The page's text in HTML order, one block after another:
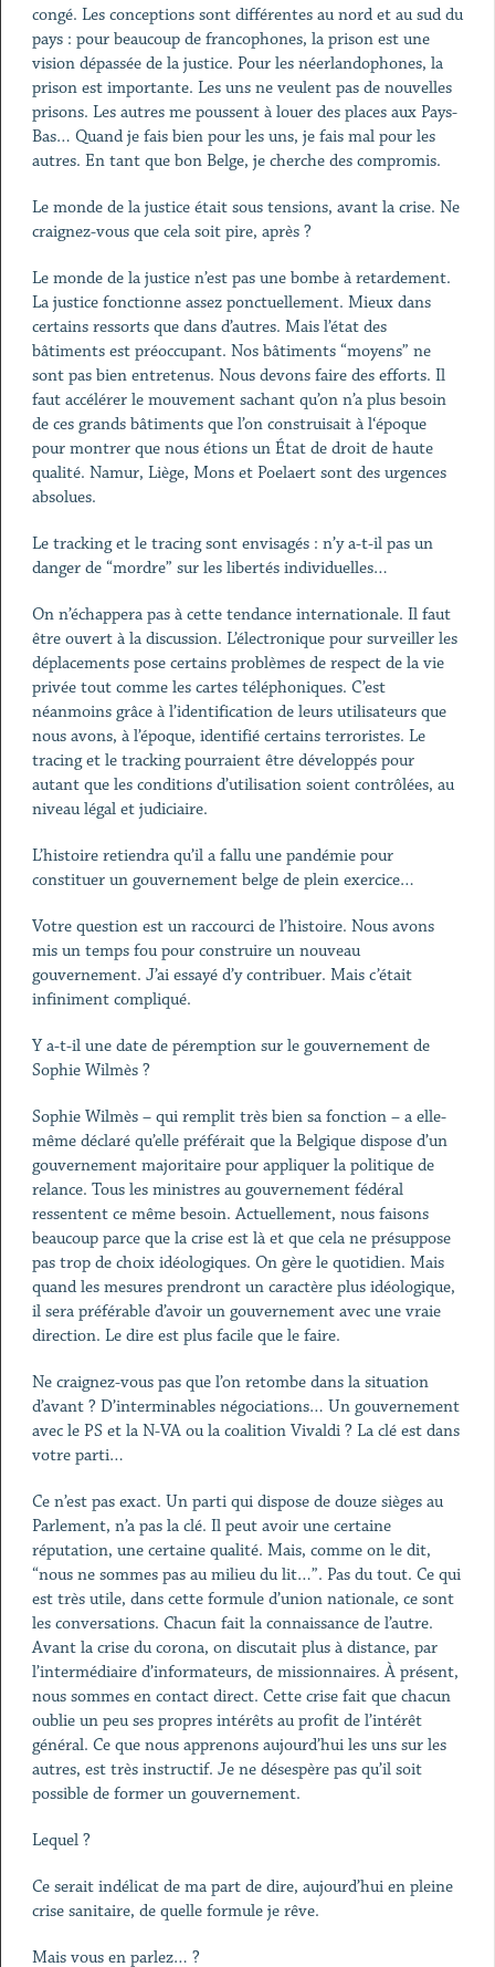
congé. Les conceptions sont différentes au nord et au sud du
pays : pour beaucoup de francophones, la prison est une
vision dépassée de la justice. Pour les néerlandophones, la
prison est importante. Les uns ne veulent pas de nouvelles
prisons. Les autres me poussent à louer des places aux Pays-
Bas… Quand je fais bien pour les uns, je fais mal pour les
autres. En tant que bon Belge, je cherche des compromis.
Le monde de la justice était sous tensions, avant la crise. Ne
craignez-vous que cela soit pire, après ?
Le monde de la justice n’est pas une bombe à retardement.
La justice fonctionne assez ponctuellement. Mieux dans
certains ressorts que dans d’autres. Mais l’état des
bâtiments est préoccupant. Nos bâtiments “moyens” ne
sont pas bien entretenus. Nous devons faire des efforts. Il
faut accélérer le mouvement sachant qu’on n’a plus besoin
de ces grands bâtiments que l’on construisait à l‘époque
pour montrer que nous étions un État de droit de haute
qualité. Namur, Liège, Mons et Poelaert sont des urgences
absolues.
Le tracking et le tracing sont envisagés : n’y a-t-il pas un
danger de “mordre” sur les libertés individuelles…
On n’échappera pas à cette tendance internationale. Il faut
être ouvert à la discussion. L’électronique pour surveiller les
déplacements pose certains problèmes de respect de la vie
privée tout comme les cartes téléphoniques. C’est
néanmoins grâce à l’identification de leurs utilisateurs que
nous avons, à l’époque, identifié certains terroristes. Le
tracing et le tracking pourraient être développés pour
autant que les conditions d’utilisation soient contrôlées, au
niveau légal et judiciaire.
L’histoire retiendra qu’il a fallu une pandémie pour
constituer un gouvernement belge de plein exercice…
Votre question est un raccourci de l’histoire. Nous avons
mis un temps fou pour construire un nouveau
gouvernement. J’ai essayé d’y contribuer. Mais c’était
infiniment compliqué.
Y a-t-il une date de péremption sur le gouvernement de
Sophie Wilmès ?
Sophie Wilmès – qui remplit très bien sa fonction – a elle-
même déclaré qu’elle préférait que la Belgique dispose d’un
gouvernement majoritaire pour appliquer la politique de
relance. Tous les ministres au gouvernement fédéral
ressentent ce même besoin. Actuellement, nous faisons
beaucoup parce que la crise est là et que cela ne présuppose
pas trop de choix idéologiques. On gère le quotidien. Mais
quand les mesures prendront un caractère plus idéologique,
il sera préférable d’avoir un gouvernement avec une vraie
direction. Le dire est plus facile que le faire.
Ne craignez-vous pas que l’on retombe dans la situation
d’avant ? D’interminables négociations… Un gouvernement
avec le PS et la N-VA ou la coalition Vivaldi ? La clé est dans
votre parti…
Ce n’est pas exact. Un parti qui dispose de douze sièges au
Parlement, n’a pas la clé. Il peut avoir une certaine
réputation, une certaine qualité. Mais, comme on le dit,
“nous ne sommes pas au milieu du lit…”. Pas du tout. Ce qui
est très utile, dans cette formule d’union nationale, ce sont
les conversations. Chacun fait la connaissance de l’autre.
Avant la crise du corona, on discutait plus à distance, par
l’intermédiaire d’informateurs, de missionnaires. À présent,
nous sommes en contact direct. Cette crise fait que chacun
oublie un peu ses propres intérêts au profit de l’intérêt
général. Ce que nous apprenons aujourd’hui les uns sur les
autres, est très instructif. Je ne désespère pas qu’il soit
possible de former un gouvernement.
Lequel ?
Ce serait indélicat de ma part de dire, aujourd’hui en pleine
crise sanitaire, de quelle formule je rêve.
Mais vous en parlez… ?